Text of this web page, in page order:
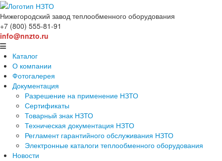
Нижегородский завод теплообменного оборудования
+7 (800) 555-81-91
info@nnzto.ru
Каталог
О компании
Фотогалерея
Документация
Разрешение на применение НЗТО
Сертификаты
Товарный знак НЗТО
Техническая документация НЗТО
Регламент гарантийного обслуживания НЗТО
Электронные каталоги теплообменного оборудования
Новости